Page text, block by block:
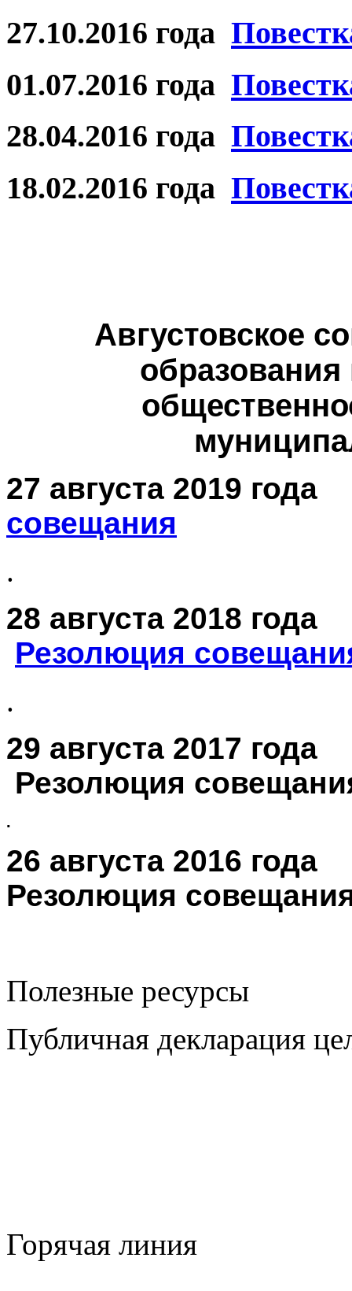
27.10.2016 года
01.07.2016 года
28.04.2016 года
18.02.2016 года
Августовское
образования
27 августа 2019 года
совещания
.
28 августа 2018 года
Резолюция
.
29 августа 2017 года
Резолюция
.
26 августа 2016 года
Резолюция
Полезные ресурсы
Публичная декларация
Горячая линия